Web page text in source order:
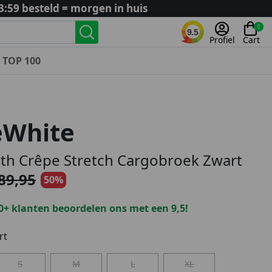
besteld = morgen in huis
9.5
Profiel
0
Cart
België
Engeland
Kroatië
TOP 100
Crêpe Stretch Cargobroek Zwart
50%
klanten beoordelen ons met een 9,5!
S
M
L
XL